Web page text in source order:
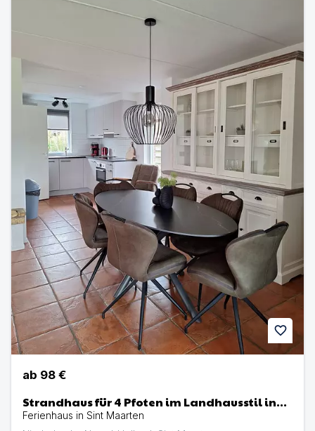
favorite
ab 98 €
Strandhaus für 4 Pfoten im Landhausstil in
Sint Maarten - Nordholland-
Ferienhaus in Sint Maarten